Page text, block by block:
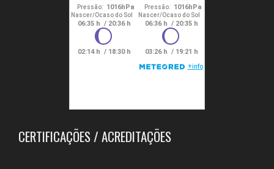
CERTIFICAÇÕES / ACREDITAÇÕES